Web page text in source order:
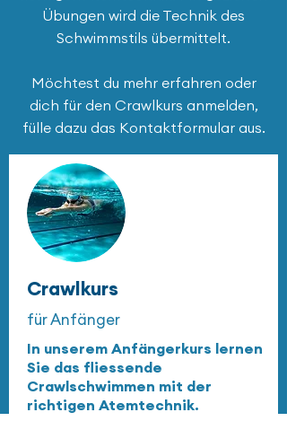
Übungen wird die Technik des
Schwimmstils übermittelt.
Möchtest du mehr erfahren oder
dich für den Crawlkurs anmelden,
fülle dazu das Kontaktformular aus.
Crawlkurs
für Anfänger
In unserem Anfängerkurs lernen
Sie das fliessende
Crawlschwimmen mit der
richtigen Atemtechnik.